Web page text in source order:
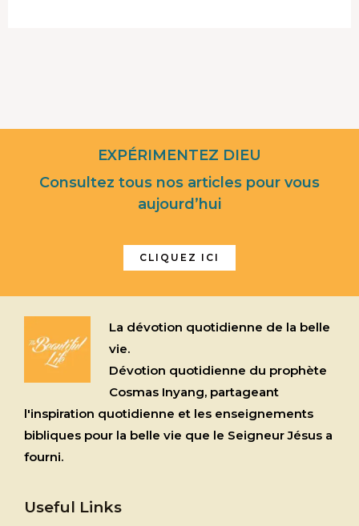
EXPÉRIMENTEZ DIEU
Consultez tous nos articles pour vous
aujourd’hui
CLIQUEZ ICI
La dévotion quotidienne de la belle
vie.
Dévotion quotidienne du prophète
Cosmas Inyang, partageant
l'inspiration quotidienne et les enseignements
bibliques pour la belle vie que le Seigneur Jésus a
fourni.
Useful Links